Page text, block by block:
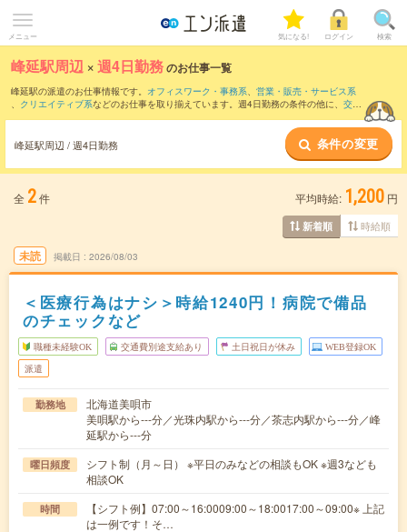
メニュー 気になる! ログイン 検索
峰延駅周辺 ×週4日勤務のお仕事一覧
峰延駅の派遣のお仕事情報です。 オフィスワーク・事務系、 営業・販売・サービス系
、 クリエイティブ系などのお仕事を取り揃えています。週4日勤務の条件の他に、 交通
峰延駅周辺 / 週4日勤務 条件の変更
全 2件 平均時給: 1,200 円
新着順 時給順
未読 掲載日 2026/08/03
＜医療行為はナシ＞時給1240円！病院で備品
のチェックなど
職種未経験OK 交通費別途支給あり 土日祝日が休み WEB登録OK
派遣
勤務地
北海道美唄市
美唄駅から---分／光珠内駅から---分／茶志内駅から---分／峰
延駅から---分
曜日頻度
シフト制（月～日） ※平日のみなどの相談もOK ※週3なども
相談OK
時間
【シフト例】07:00～16:0009:00～18:0017:00～09:00※ 上記
は一例です！そ…